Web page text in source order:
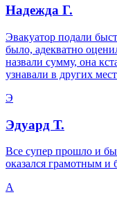
Надежда Г.
Эвакуатор подали
было, адекватно
назвали сумму, она
узнавали в других
Э
Эдуард Т.
Все супер прошло и
оказался грамотным и
А